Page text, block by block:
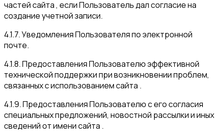
частей сайта , если Пользователь дал согласие на
создание учетной записи.
4.1.7. Уведомления Пользователя по электронной
почте.
4.1.8. Предоставления Пользователю эффективной
технической поддержки при возникновении проблем,
связанных с использованием сайта .
4.1.9. Предоставления Пользователю с его согласия
специальных предложений, новостной рассылки и иных
сведений от имени сайта .